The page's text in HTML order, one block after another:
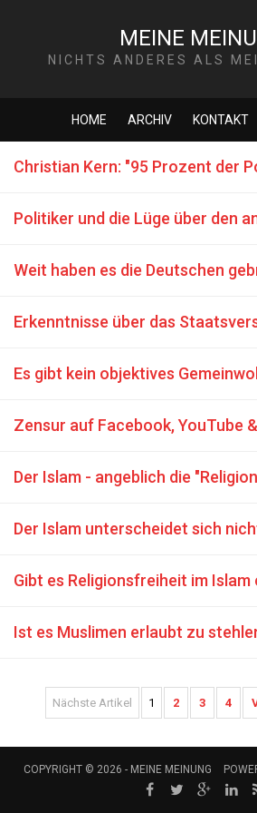
MEINE
NICHTS ANDERES ALS
HOME ARCHIV KONTAKT
Weit haben es die Deutschen
Es gibt kein objektives
Der Islam - angeblich die
Ist es Muslimen erlaubt zu
Nächste Artikel 1 2 3 4
COPYRIGHT © 2026 - MEINE MEINUNG